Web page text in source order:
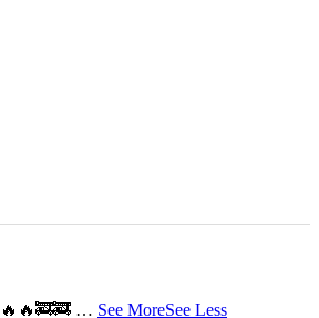
🔥🔥🚒🚒 … See MoreSee Less